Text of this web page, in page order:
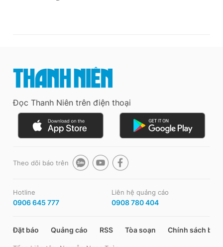
Đọc Thanh Niên trên điện thoại
Theo dõi báo trên
Hotline
0906 645 777
Liên hệ quảng cáo
0908 780 404
Đặt báo Quảng cáo RSS Tòa soạn Chính sách bảo